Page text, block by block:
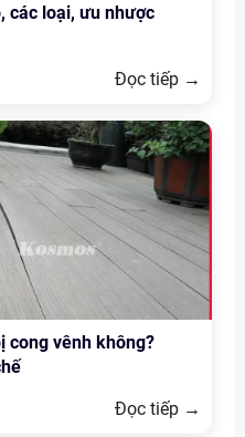
các loại, ưu nhược
Đọc tiếp →
cong vênh không?
Đọc tiếp →